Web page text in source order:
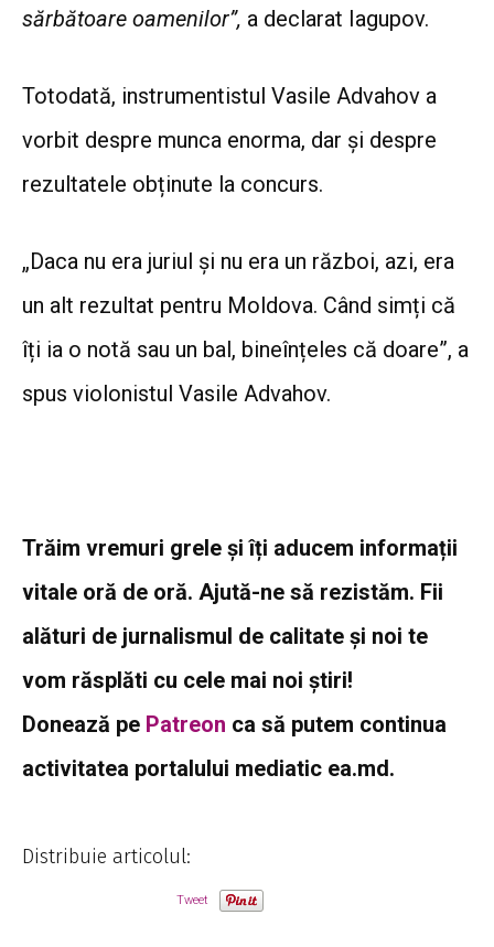
sărbătoare oamenilor”, a declarat Iagupov.
Totodată, instrumentistul Vasile Advahov a
vorbit despre munca enorma, dar și despre
rezultatele obținute la concurs.
„Daca nu era juriul și nu era un război, azi, era
un alt rezultat pentru Moldova. Când simți că
îți ia o notă sau un bal, bineînțeles că doare”, a
spus violonistul Vasile Advahov.
Trăim vremuri grele și îți aducem informații
vitale oră de oră. Ajută-ne să rezistăm. Fii
alături de jurnalismul de calitate și noi te
vom răsplăti cu cele mai noi știri!
Donează pe Patreon ca să putem continua
activitatea portalului mediatic ea.md.
Distribuie articolul:
Tweet